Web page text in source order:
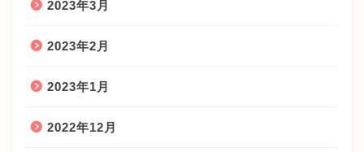
2023年3月
2023年2月
2023年1月
2022年12月